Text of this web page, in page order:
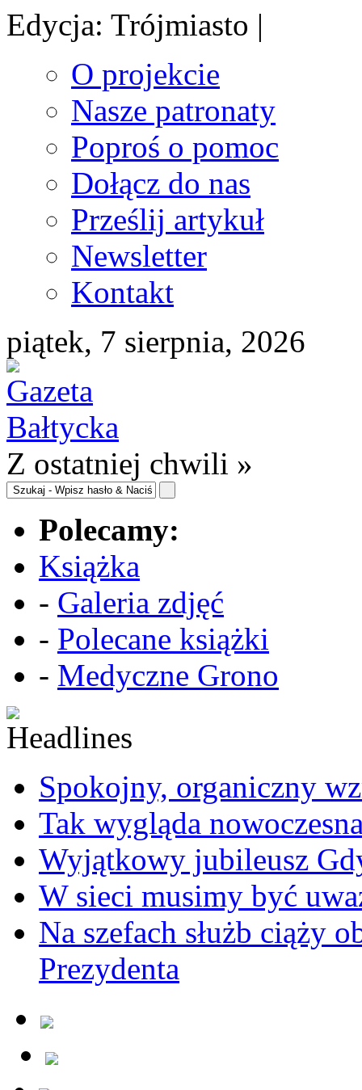
Edycja: Trójmiasto |
O projekcie
Nasze patronaty
Poproś o pomoc
Dołącz do nas
Prześlij artykuł
Newsletter
Kontakt
piątek, 7 sierpnia, 2026
Z ostatniej chwili »
Polecamy:
Książka
- Galeria zdjęć
- Polecane książki
- Medyczne Grono
Spokojny, organiczny
Tak wygląda
Wyjątkowy jubileusz
W sieci musimy być
Na szefach służb ciąży
Prezydenta